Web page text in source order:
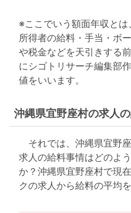
※ここでいう額面年収と
所得者の給料・手当・ボ
や税金などを天引きする
にシゴトリサーチ編集部
値をいいます。
沖縄県宜野座村の求人
それでは、沖縄県宜野
求人の給料事情はどのよ
か？沖縄県宜野座村で現
クの求人から給料の平均